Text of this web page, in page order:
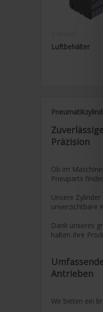
Luftbehälter
Präzision
Ob im
Pneuparts
Unsere
unverzichtbare
Dank unseres
halten Ihre
Antrieben
Wir bieten ein